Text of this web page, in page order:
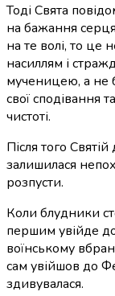
Тоді Свята
на бажання
на те волі, то це
насиллям і
мученицею, а не
свої сподівання
чистоті.
Після того
залишилася
розпусти.
Коли блудники
першим увійде
воїнському
сам увійшов до
здивувалася.